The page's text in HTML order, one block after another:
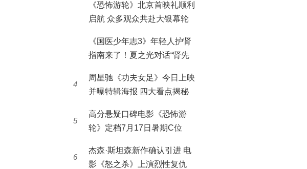
《恐怖游轮》北京首映礼顺利
启航 众多观众共赴大银幕轮
《国医少年志3》年轻人护肾
指南来了！夏之光对话“肾先
4
周星驰《功夫女足》今日上映
并曝特辑海报 四大看点揭秘
5
高分悬疑口碑电影《恐怖游
轮》定档7月17日暑期C位
6
杰森·斯坦森新作确认引进 电
影《怒之杀》上演烈性复仇